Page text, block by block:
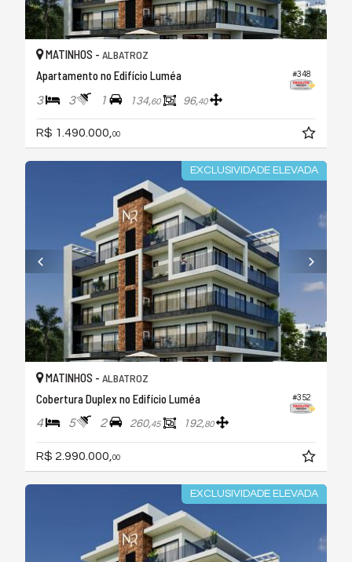
#348
MATINHOS - ALBATROZ
Apartamento no Edifício Luméa
3 3 1 134,60 96,40
R$ 1.490.000,00
EXCLUSIVIDADE ELEVADA
#352
MATINHOS - ALBATROZ
Cobertura Duplex no Edifício Luméa
4 5 2 260,45 192,80
R$ 2.990.000, 00
EXCLUSIVIDADE ELEVADA